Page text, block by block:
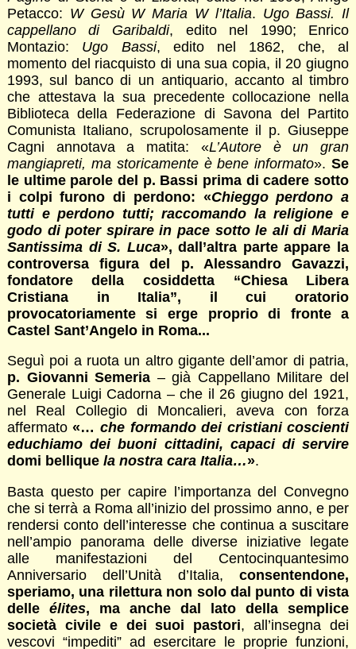
Petacco: W Gesù W Maria W l’Italia. Ugo Bassi. Il
cappellano di Garibaldi, edito nel 1990; Enrico
Montazio: Ugo Bassi, edito nel 1862, che, al
momento del riacquisto di una sua copia, il 20 giugno
1993, sul banco di un antiquario, accanto al timbro
che attestava la sua precedente collocazione nella
Biblioteca della Federazione di Savona del Partito
Comunista Italiano, scrupolosamente il p. Giuseppe
Cagni annotava a matita: «L’Autore è un gran
mangiapreti, ma storicamente è bene informato».Se
le ultime parole del p. Bassi prima di cadere sotto
i colpi furono di perdono: «Chieggo perdono a
tutti e perdono tutti; raccomando la religione e
godo di poter spirare in pace sotto le ali di Maria
Santissima di S. Luca», dall’altra parte appare la
controversa figura del p. Alessandro Gavazzi,
fondatore della cosiddetta “Chiesa Libera
Cristiana in Italia”, il cui oratorio
provocatoriamente si erge proprio di fronte a
Castel Sant’Angelo in Roma...
Seguì poi a ruota un altro gigante dell’amor di patria,
p. Giovanni Semeria – già Cappellano Militare del
Generale Luigi Cadorna – che il 26 giugno del 1921,
nel Real Collegio di Moncalieri, aveva con forza
affermato«… che formando dei cristiani coscienti
educhiamo dei buoni cittadini, capaci di servire
domi bellique la nostra cara Italia…».
Basta questo per capire l’importanza del Convegno
che si terrà a Roma all’inizio del prossimo anno, e per
rendersi conto dell’interesse che continua a suscitare
nell’ampio panorama delle diverse iniziative legate
alle manifestazioni del Centocinquantesimo
Anniversario dell’Unità d’Italia,consentendone,
speriamo, una rilettura non solo dal punto di vista
delle élites, ma anche dal lato della semplice
società civile e dei suoi pastori, all’insegna dei
vescovi “impediti” ad esercitare le proprie funzioni,